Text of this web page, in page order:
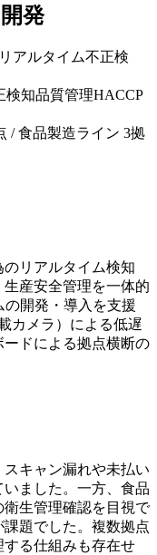
発
アルタイム不正検
検知品質管理HACCP
/ 食品製造ライン 3拠
リアルタイム検知
産安全管理を一体的
開発・導入を支援
カメラ）による低遅
ドによる拠点横断の
キャン漏れや未払い
ました。一方、食品
生管理確認を目視で
題でした。複数拠点
る仕組みも存在せ